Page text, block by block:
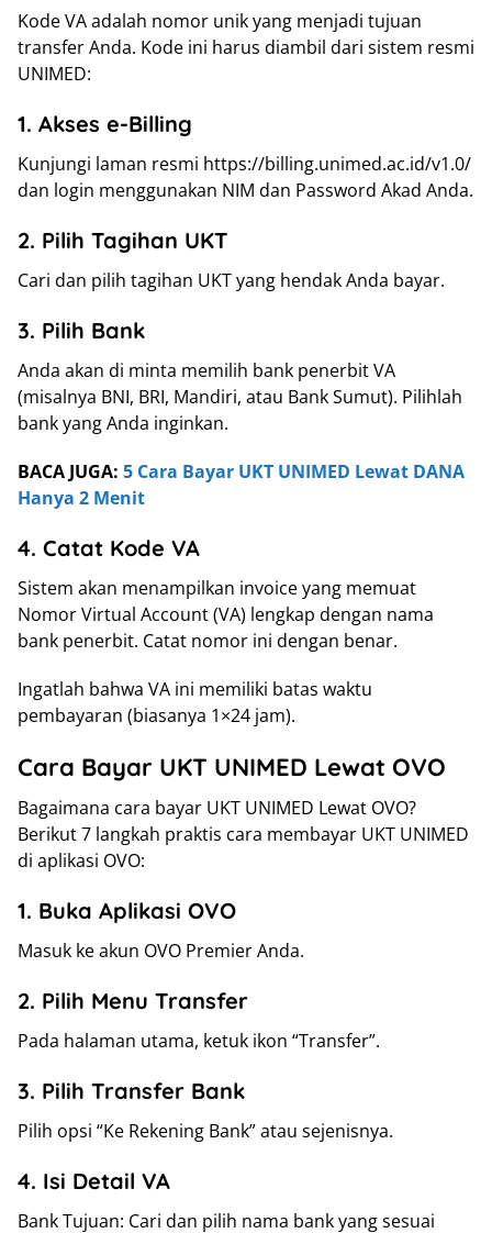
Kode VA adalah nomor unik yang menjadi tujuan
transfer Anda. Kode ini harus diambil dari sistem resmi
UNIMED:
1. Akses e-Billing
Kunjungi laman resmi https://billing.unimed.ac.id/v1.0/
dan login menggunakan NIM dan Password Akad Anda.
2. Pilih Tagihan UKT
Cari dan pilih tagihan UKT yang hendak Anda bayar.
3. Pilih Bank
Anda akan di minta memilih bank penerbit VA
(misalnya BNI, BRI, Mandiri, atau Bank Sumut). Pilihlah
bank yang Anda inginkan.
BACA JUGA: 5 Cara Bayar UKT UNIMED Lewat DANA
Hanya 2 Menit
4. Catat Kode VA
Sistem akan menampilkan invoice yang memuat
Nomor Virtual Account (VA) lengkap dengan nama
bank penerbit. Catat nomor ini dengan benar.
Ingatlah bahwa VA ini memiliki batas waktu
pembayaran (biasanya 1×24 jam).
Cara Bayar UKT UNIMED Lewat OVO
Bagaimana cara bayar UKT UNIMED Lewat OVO?
Berikut 7 langkah praktis cara membayar UKT UNIMED
di aplikasi OVO:
1. Buka Aplikasi OVO
Masuk ke akun OVO Premier Anda.
2. Pilih Menu Transfer
Pada halaman utama, ketuk ikon “Transfer”.
3. Pilih Transfer Bank
Pilih opsi “Ke Rekening Bank” atau sejenisnya.
4. Isi Detail VA
Bank Tujuan: Cari dan pilih nama bank yang sesuai